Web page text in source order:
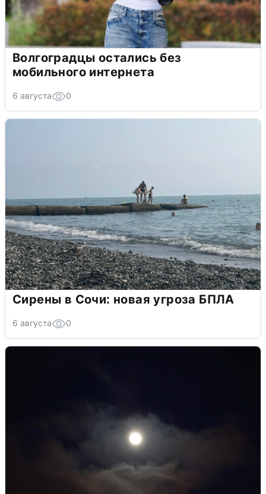
Волгоградцы остались без
мобильного интернета
6 августа 0
Сирены в Сочи: новая угроза БПЛА
6 августа 0